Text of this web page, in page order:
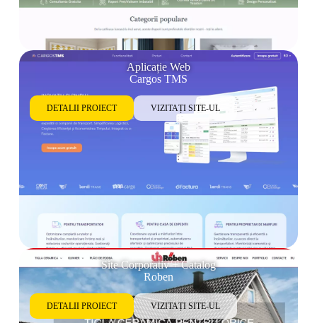
Aplicație Web
Cargos TMS
DETALII PROIECT VIZITAȚI SITE-UL
Site Corporativ + Catalog
Roben
DETALII PROIECT VIZITAȚI SITE-UL